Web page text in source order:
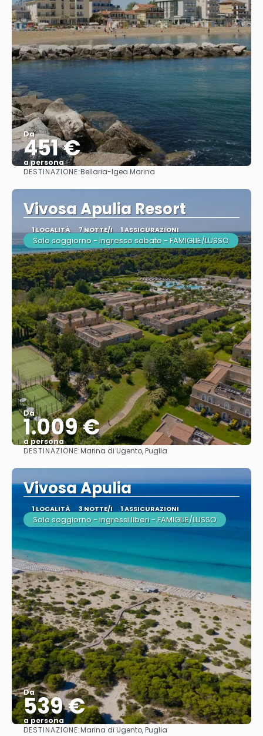
Da
451 €
a persona
Vedere
DESTINAZIONE:Bellaria-Igea Marina
Vivosa Apulia Resort
1 LOCALITÀ 7 NOTTE/I 1 ASSICURAZIONI
Solo soggiorno - ingresso sabato - FAMIGLIE/LUSSO
Da
1.009 €
a persona
Vedere
DESTINAZIONE:Marina di Ugento, Puglia
Vivosa Apulia
1 LOCALITÀ 3 NOTTE/I 1 ASSICURAZIONI
Solo soggiorno - ingressi liberi - FAMIGLIE/LUSSO
Da
539 €
a persona
DESTINAZIONE:Marina di Ugento, Puglia